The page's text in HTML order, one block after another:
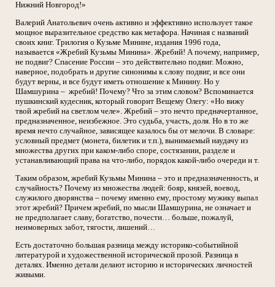
Нижний Новгород!»
Валерий Анатольевич очень активно и эффективно использует такое
мощное выразительное средство как метафора. Начиная с названий
своих книг. Трилогия о Кузьме Минине, издания 1996 года,
называется «Жребий Кузьмы Минина». Жребий! А почему, например,
не подвиг? Спасение России – это действительно подвиг. Можно,
наверное, подобрать и другие синонимы к слову подвиг, и все они
будут верны, и все будут иметь отношение к Минину. Но у
Шамшурина – жребий! Почему? Что за этим словом? Вспоминается
пушкинский кудесник, который говорит Вещему Олегу: «Но вижу
твой жребий на светлом челе». Жребий – это нечто предначертанное,
предназначенное, неизбежное. Это судьба, участь, доля. Но в то же
время нечто случайное, зависящее казалось бы от мелочи. В словаре:
условный предмет (монета, билетик и т.п.), вынимаемый наудачу из
множества других при каком-либо споре, состязании, разделе и
устанавливающий права на что-либо, порядок какой-либо очереди и т.
Таким образом, жребий Кузьмы Минина – это и предназначенность, и
случайность? Почему из множества людей: бояр, князей, воевод,
служилого дворянства – почему именно ему, простому мужику выпал
этот жребий? Причем жребий, по мысли Шамшурина, не означает и
не предполагает славу, богатство, почести… больше, пожалуй,
неимоверных забот, тягости, лишений…
Есть достаточно большая разница между историко-событийной
литературой и художественной исторической прозой. Разница в
деталях. Именно детали делают историю и исторических личностей
живыми.